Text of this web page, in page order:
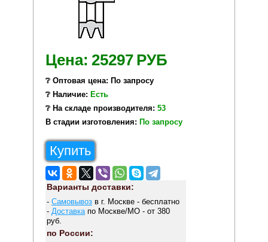
Цена: 25297 РУБ
❔ Оптовая цена: По запросу
❔ Наличие: Есть
❔ На складе производителя: 53
В стадии изготовления: По запросу
Купить
Варианты доставки:
- Самовывозв г. Москве - бесплатно
- Доставкапо Москве/МО - от 380
руб.
по России: